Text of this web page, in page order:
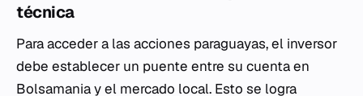
técnica
Para acceder a las acciones paraguayas, el inversor
debe establecer un puente entre su cuenta en
Bolsamania y el mercado local. Esto se logra